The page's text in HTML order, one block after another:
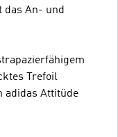
das An- und
Trefoil
adidas Attitüde